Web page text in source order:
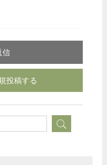
信
投稿する